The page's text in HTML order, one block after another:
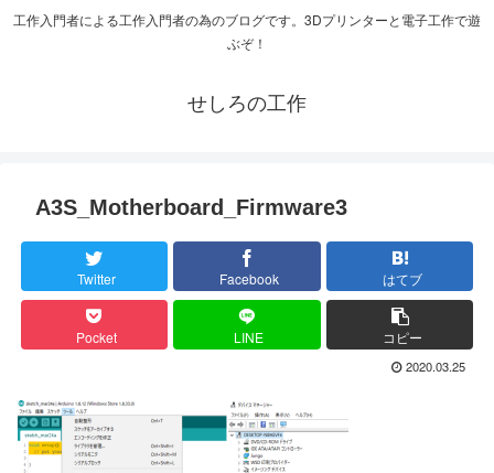
工作入門者による工作入門者の為のブログです。3Dプリンターと電子工作で遊
ぶぞ！
せしろの工作
A3S_Motherboard_Firmware3
Twitter Facebook はてブ
Pocket LINE コピー
2020.03.25